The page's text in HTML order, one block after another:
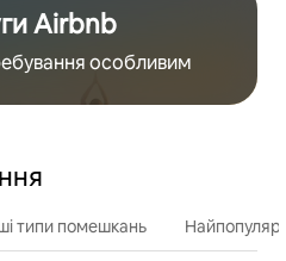
Airbnb
особливим
типи помешкань